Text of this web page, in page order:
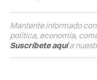
Mantente informado
política, economía,
Suscríbete aquía